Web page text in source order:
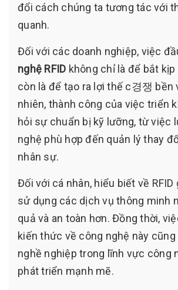
đổi cách chúng ta tương tác với
quanh.
Đối với các doanh nghiệp, việc
nghệ RFID không chỉ là để bắt
còn là để tạo ra lợi thế c경쟁 bền
nhiên, thành công của việc triển
hỏi sự chuẩn bị kỹ lưỡng, từ việc
nghệ phù hợp đến quản lý thay
nhân sự.
Đối với cá nhân, hiểu biết về
sử dụng các dịch vụ thông minh
quả và an toàn hơn. Đồng thời,
kiến thức về công nghệ này cũng
nghề nghiệp trong lĩnh vực công
phát triển mạnh mẽ.